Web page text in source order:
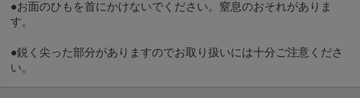
●お面のひもを首にかけないでください。窒息のおそれがありま
す。
●鋭く尖った部分がありますのでお取り扱いには十分ご注意くださ
い。